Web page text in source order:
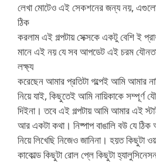
লেখা মোটেও এই সেকশনের জন্য নয়,
ঠিক
করলাম এই গল্পটায় সেক্সকে একটু বেশি ই
মানে এই নয় যে সব আপডেট এই চরম
লক্ষ্য
করেছেন আমার প্রতিটা গল্পেই আমি আমার
নিয়ে যাই, কিছুতেই আমি নায়িকাকে সম্পূর্ণ
দিইনা। তবে এই গল্পটায় আমি আমার এই
আর একটা কথা। নিষ্পাপ বাঙালি বউ যে
নিয়ে লিখেছি নিজেও জানিনা। হয়ত কিছুটা
কাকোল্ড কিছুটা রোল প্লে কিছুটা